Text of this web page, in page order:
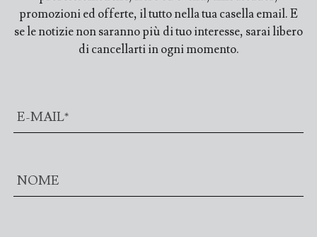
promozioni ed offerte, il tutto nella tua casella email. E
se le notizie non saranno più di tuo interesse, sarai libero
di cancellarti in ogni momento.